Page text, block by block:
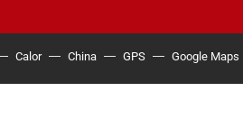
Calor China GPS Google Maps